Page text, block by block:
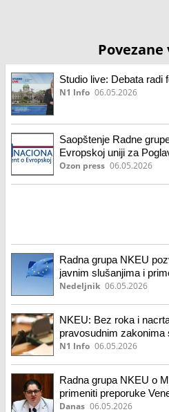
Povezane
Studio live: Debata radi
N1 Info 06.05.2026
Saopštenje Radne
Evropskoj uniji za
Ozon press 06.05.2026
Radna grupa NKEU
javnim slušanjima i
Venecijanske komisije
Nedeljnik 06.05.2026
NKEU: Bez roka i
pravosudnim zakonima
N1 Info 06.05.2026
Radna grupa NKEU o
primeniti preporuke
Danas 06.05.2026